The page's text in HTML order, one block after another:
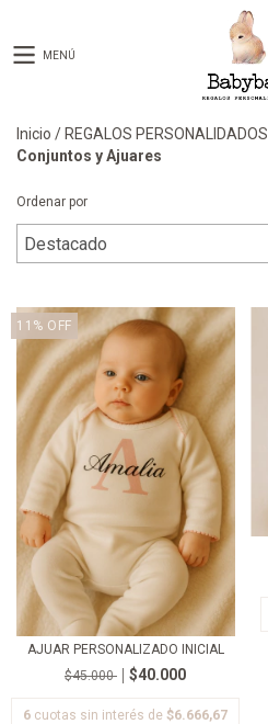
MENÚ
Inicio / REGALOS PERSONALIDADOS
Conjuntos y Ajuares
Ordenar por
11 % OFF
AJUAR PERSONALIZADO INICIAL
$45.000
$40.000
6 cuotas sin interés de $6.666,67